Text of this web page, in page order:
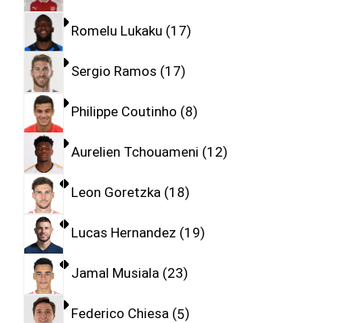
Romelu Lukaku 17
Sergio Ramos 17
Philippe Coutinho 8
Aurelien Tchouameni 12
Leon Goretzka 18
Lucas Hernandez 19
Jamal Musiala 23
Federico Chiesa 5